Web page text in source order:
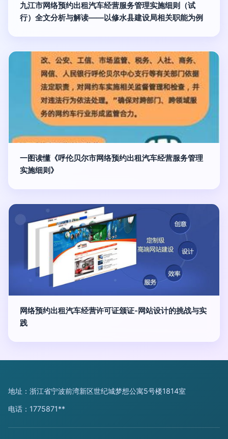
九江市网络预约出租汽车经营服务管理实施细则（试
行）全文分析与解读——以修水县建设局相关职能为例
一图读懂《呼伦贝尔市网络预约出租汽车经营服务管理
实施细则》
网络预约出租汽车经营许可证颁证-网站设计的挑战与实
践
地址：浙江省宁波前湾新区世纪城梦想公寓5号楼1814室
电话：1775871**